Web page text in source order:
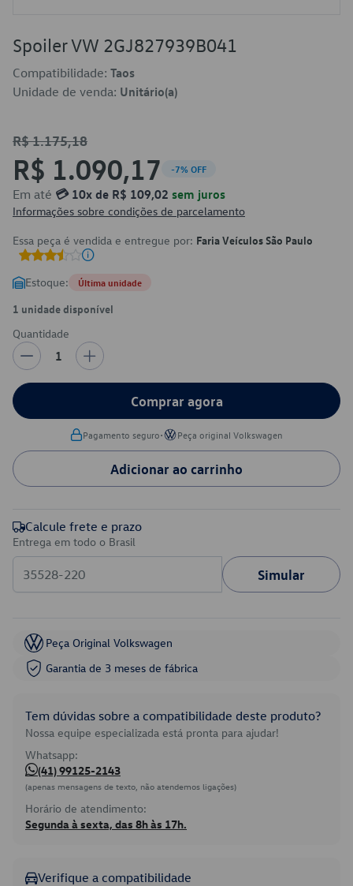
Spoiler VW 2GJ827939B041
Compatibilidade: Taos
Unidade de venda: Unitário(a)
R$ 1.175,18
R$ 1.090,17 -7% OFF
Em até 💳 10x de R$ 109,02 sem juros
Informações sobre condições de parcelamento
Essa peça é vendida e entregue por: Faria Veículos São Paulo
Estoque: Última unidade
1 unidade disponível
Quantidade
1
Comprar agora
Pagamento seguro• Peça original Volkswagen
Adicionar ao carrinho
Calcule frete e prazo
Entrega em todo o Brasil
Simular
Peça Original Volkswagen
Garantia de 3 meses de fábrica
Tem dúvidas sobre a compatibilidade deste produto?
Nossa equipe especializada está pronta para ajudar!
Whatsapp:
(41) 99125-2143
(apenas mensagens de texto, não atendemos ligações)
Horário de atendimento:
Segunda à sexta, das 8h às 17h.
Verifique a compatibilidade